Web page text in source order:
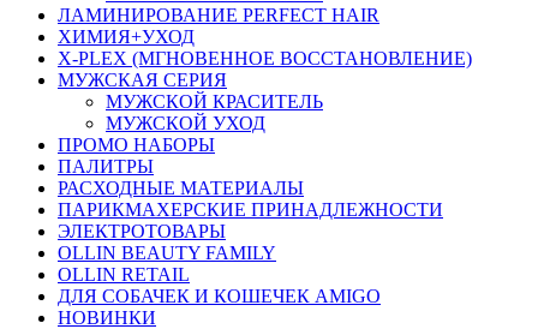
ЛАМИНИРОВАНИЕ PERFECT HAIR
ХИМИЯ+УХОД
X-PLEX (МГНОВЕННОЕ ВОССТАНОВЛЕНИЕ)
МУЖСКАЯ СЕРИЯ
МУЖСКОЙ КРАСИТЕЛЬ
МУЖСКОЙ УХОД
ПРОМО НАБОРЫ
ПАЛИТРЫ
РАСХОДНЫЕ МАТЕРИАЛЫ
ПАРИКМАХЕРСКИЕ ПРИНАДЛЕЖНОСТИ
ЭЛЕКТРОТОВАРЫ
OLLIN BEAUTY FAMILY
OLLIN RETAIL
ДЛЯ СОБАЧЕК И КОШЕЧЕК AMIGO
НОВИНКИ